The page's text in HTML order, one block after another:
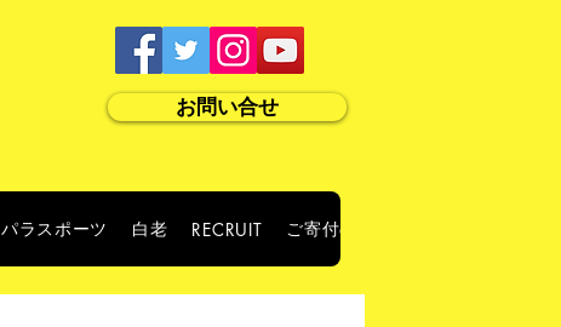
お問い合せ
パラスポーツ 白老 RECRUIT ご寄付のお願い